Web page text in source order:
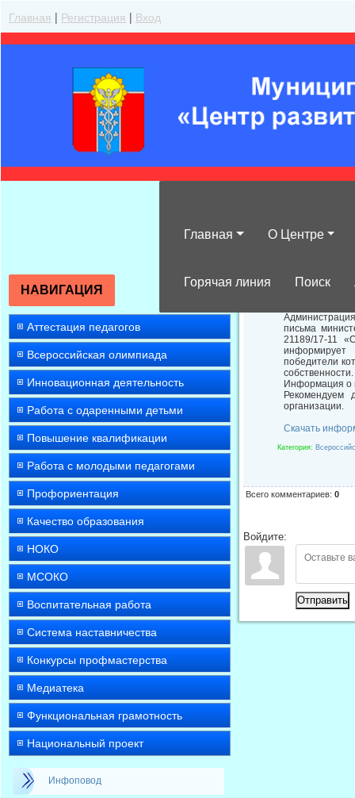
Главная | Регистрация | Вход
Главная О Центре
Горячая линия Поиск
НАВИГАЦИЯ
Аттестация педагогов
Всероссийская олимпиада
Инновационная деятельность
Работа с одаренными детьми
Повышение квалификации
Работа с молодыми педагогами
Профориентация
Качество образования
НОКО
МСОКО
Воспитательная работа
Система наставничества
Конкурсы профмастерства
Медиатека
Функциональная грамотность
Национальный проект
Инфоповод
письма
21189/17-11
информирует
победители
собственности.
Информация о
Рекомендуем
организации.
Скачать
Категория:
Всего комментариев: 0
Войдите:
Отправить